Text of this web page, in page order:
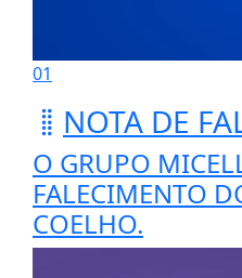
01
NOTA DE
O GRUPO
FALECIMENTO
COELHO.